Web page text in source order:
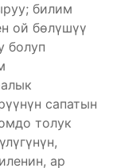
билим
ой бөлүшүү
болуп
сапатын
толук
ар